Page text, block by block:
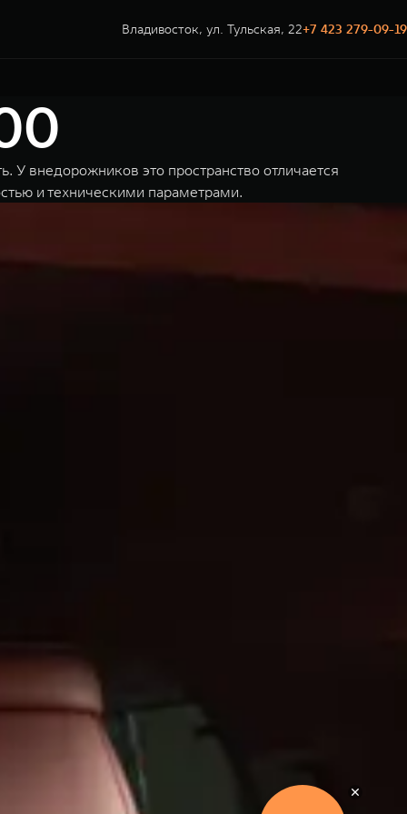
Владивосток, ул. Тульская, 22+7 423 279-09-19
У внедорожников это пространство отличается
и техническими параметрами.